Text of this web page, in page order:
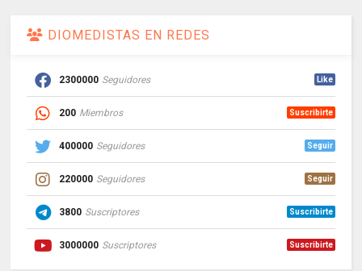
DIOMEDISTAS EN REDES
2300000 Seguidores Like
200 Miembros Suscribirte
400000 Seguidores Seguir
220000 Seguidores Seguir
3800 Suscriptores Suscribirte
3000000 Suscriptores Suscribirte